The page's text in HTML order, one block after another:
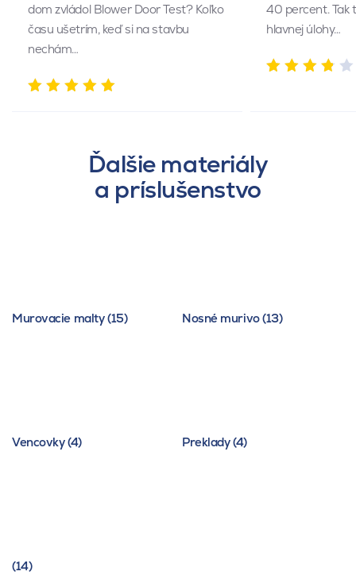
dom zvládol Blower Door Test? Koľko
času ušetrím, keď si na stavbu
nechám…
40 percent. Tak
hlavnej úlohy…
Ďalšie materiály
a príslušenstvo
Murovacie malty (15) Nosné murivo (13)
Vencovky (4) Preklady (4)
(14)